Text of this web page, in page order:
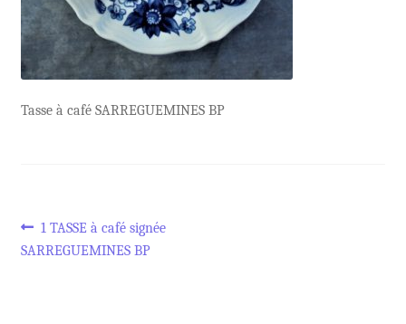
Tasse à café SARREGUEMINES BP
Navigation
Article
précédent :
1 TASSE à café signée
SARREGUEMINES BP